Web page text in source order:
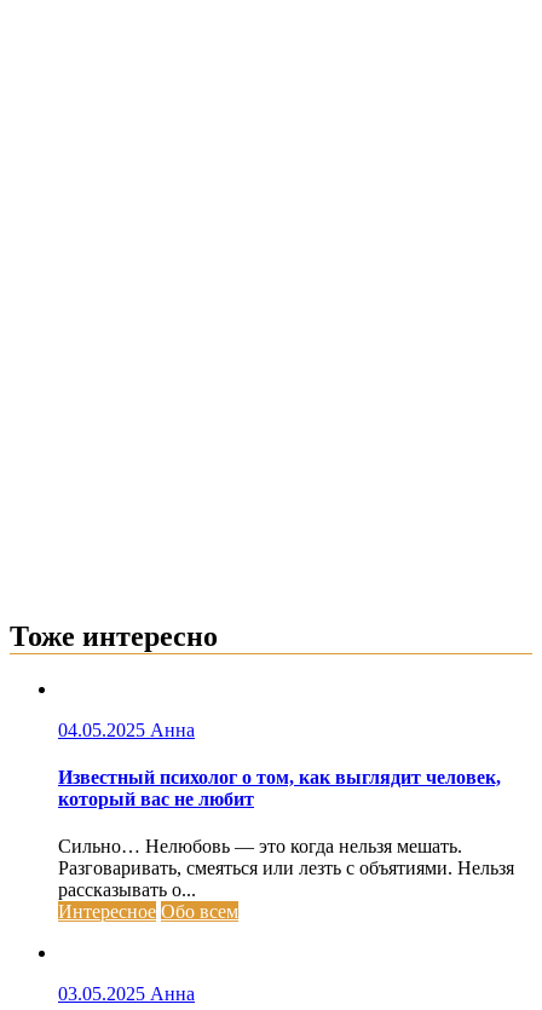
Тоже интересно
04.05.2025 Анна
Известный психолог о том, как выглядит человек,
который вас не любит
Сильно… Нелюбовь — это когда нельзя мешать.
Разговаривать, смеяться или лезть с объятиями. Нельзя
рассказывать о...
Интересное Обо всем
03.05.2025 Анна